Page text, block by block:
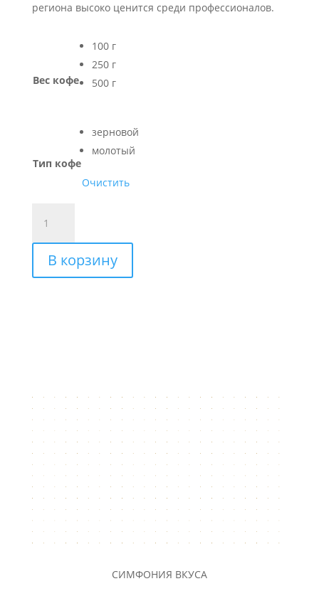
региона высоко ценится среди профессионалов.
Вес кофе
100 г
250 г
500 г
Тип кофе
зерновой
молотый
Очистить
товара
ЭФИОПИЯ
ИРГАЧИФФЕ
GOLD
В корзину
СИМФОНИЯ ВКУСА